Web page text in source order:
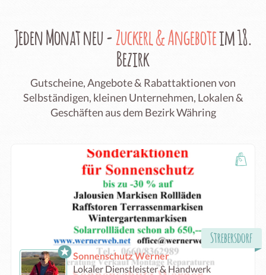
Jeden Monat neu -Zuckerl & Angeboteim 18.
Bezirk
Gutscheine, Angebote & Rabattaktionen von
Selbständigen, kleinen Unternehmen, Lokalen &
Geschäften aus dem Bezirk Währing
Strebersdorf
Sonnenschutz Werner
Lokaler Dienstleister & Handwerk